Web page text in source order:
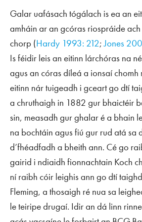
Galar uafásach tógálach is ea an
amháin ar an gcóras riospráide
chorp (Hardy 1993: 212;Jones
Is féidir leis an eitinn lárchóras na
agus an córas díleá a ionsaí chomh
eitinn nár tuigeadh i gceart go dtí
a chruthaigh in 1882 gur bhaictéir
sin, measadh gur ghalar é a bhain
na bochtáin agus fiú gur rud atá sa
d’fhéadfadh a bheith ann. Cé go
gairid i ndiaidh fionnachtain Koch
ní raibh cóir leighis ann go dtí
Fleming, a thosaigh ré nua sa
le teiripe drugaí. Idir an dá linn